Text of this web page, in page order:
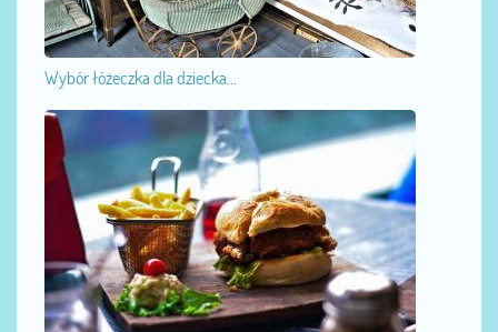
Wybór łóżeczka dla dziecka...